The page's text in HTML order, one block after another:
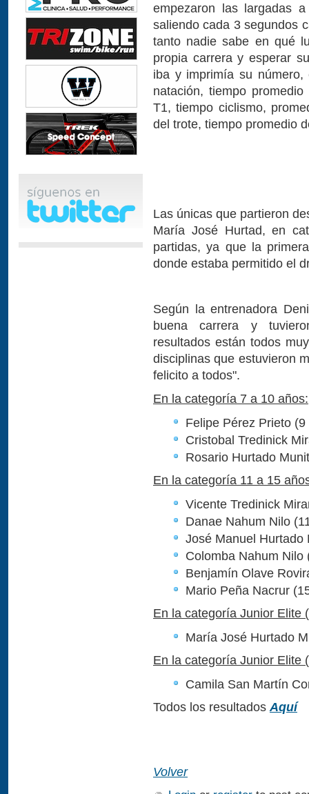
empezaron las largadas
saliendo cada 3 segundos
tanto nadie sabe en qué
propia carrera y esperar
iba y imprimía su
natación, tiempo
T1, tiempo ciclismo,
del trote, tiempo promedio
Las únicas que partieron
María José Hurtad, en
partidas, ya que la
donde estaba permitido el
Según la entrenadora
buena carrera y
resultados están todos
disciplinas que estuvieron
felicito a todos".
En la categoría 7 a 10 años:
Felipe Pérez Prieto
Cristobal Tredinick
Rosario Hurtado
En la categoría 11 a 15
Vicente Tredinick
Danae Nahum Nilo
José Manuel Hurtado
Colomba Nahum Nilo
Benjamín Olave
Mario Peña Nacrur
En la categoría Junior Elite
María José Hurtado
En la categoría Junior Elite
Camila San Martín
Todos los resultados Aquí
Volver